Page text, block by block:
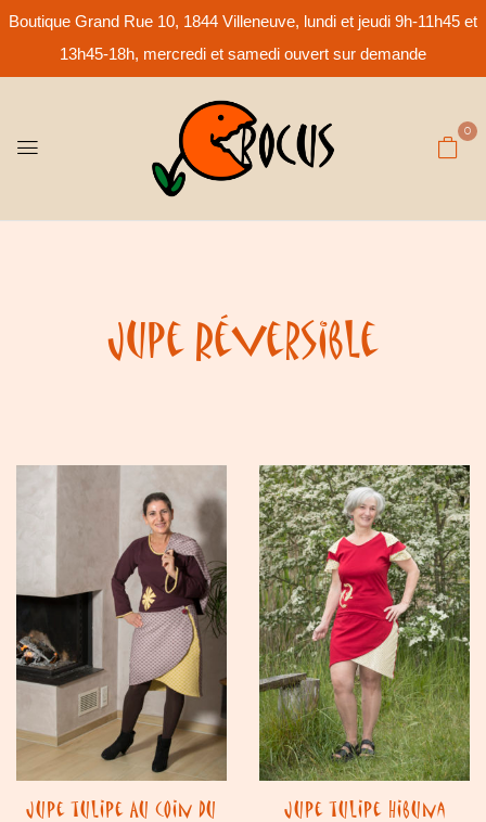
Boutique Grand Rue 10, 1844 Villeneuve, lundi et jeudi 9h-11h45 et
13h45-18h, mercredi et samedi ouvert sur demande
0
Jupe Réversible
Jupe tulipe Au coin du
Jupe tulipe Hibuna